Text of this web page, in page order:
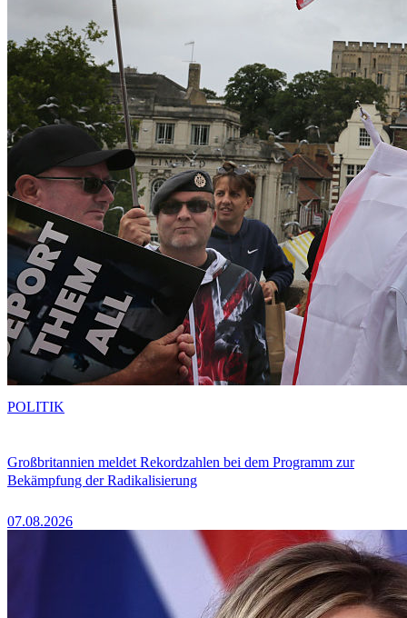
Großbritannien meldet Rekordzahlen bei dem Programm zur
Bekämpfung der Radikalisierung
07.08.2026
POLITIK